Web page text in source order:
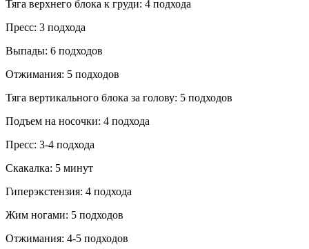
Тяга верхнего блока к груди: 4 подхода
Пресс: 3 подхода
Выпады: 6 подходов
Отжимания: 5 подходов
Тяга вертикального блока за голову: 5 подходов
Подъем на носочки: 4 подхода
Пресс: 3-4 подхода
Скакалка: 5 минут
Гиперэкстензия: 4 подхода
Жим ногами: 5 подходов
Отжимания: 4-5 подходов